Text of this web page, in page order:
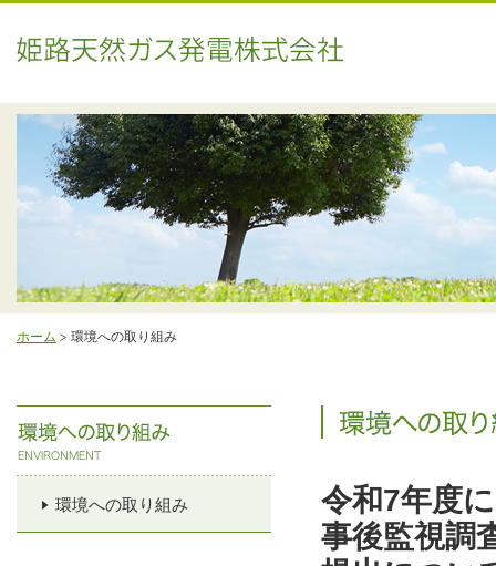
ホーム 環境への取り組み
令和7年度
事後監視調
環境への取り組み